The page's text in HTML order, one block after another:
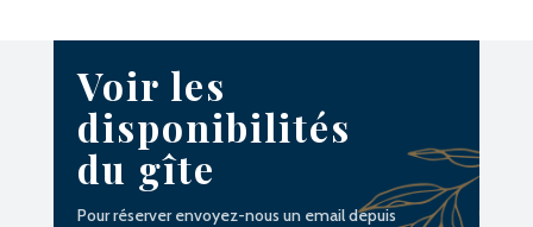
Voir les
disponibilités
du gîte
Pour réserver envoyez-nous un email depuis